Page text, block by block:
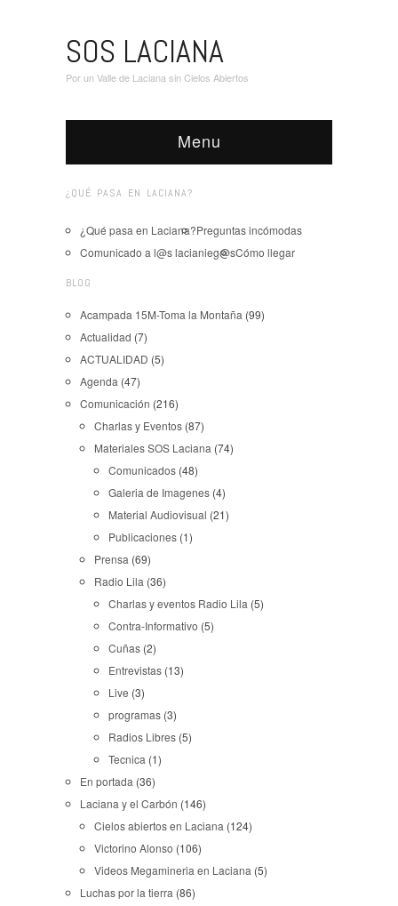
SOS LACIANA
Por un Valle de Laciana sin Cielos Abiertos
Menu
¿QUÉ PASA EN LACIANA?
¿Qué pasa en Laciana?Preguntas incómodas
Comunicado a l@s lacianieg@sCómo llegar
BLOG
Acampada 15M-Toma la Montaña (99)
Actualidad (7)
ACTUALIDAD (5)
Agenda (47)
Comunicación (216)
Charlas y Eventos (87)
Materiales SOS Laciana (74)
Comunicados (48)
Galeria de Imagenes (4)
Material Audiovisual (21)
Publicaciones (1)
Prensa (69)
Radio Lila (36)
Charlas y eventos Radio Lila (5)
Contra-Informativo (5)
Cuñas (2)
Entrevistas (13)
Live (3)
programas (3)
Radios Libres (5)
Tecnica (1)
En portada (36)
Laciana y el Carbón (146)
Cielos abiertos en Laciana (124)
Victorino Alonso (106)
Videos Megamineria en Laciana (5)
Luchas por la tierra (86)